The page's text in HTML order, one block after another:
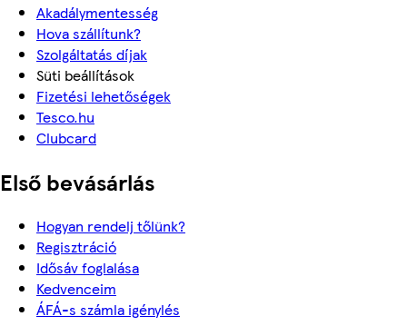
Akadálymentesség
Hova szállítunk?
Szolgáltatás díjak
Süti beállítások
Fizetési lehetőségek
Tesco.hu
Clubcard
Első bevásárlás
Hogyan rendelj tőlünk?
Regisztráció
Idősáv foglalása
Kedvenceim
ÁFÁ-s számla igénylés